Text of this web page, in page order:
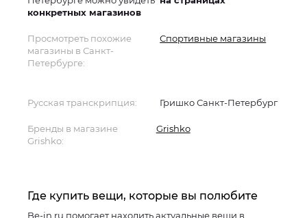
конкретных магазинов
Просмотреть похожие
магазины в Санкт-
Петербурге:
Спортивные магазины
Русская транскрипция: Гришко Санкт-Петербург
Бренды в магазине
Grishko:
Grishko
Где купить вещи, которые вы полюбите
Be-in.ru помогает находить актуальные вещи в